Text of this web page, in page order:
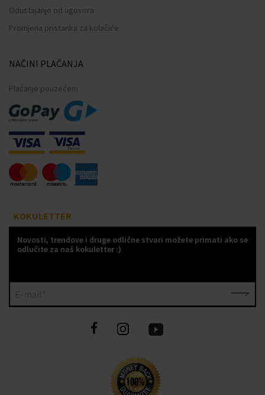
Odustajanje od ugovora
Promjena pristanka za kolačiće
NAČINI PLAĆANJA
Plaćanje pouzećem
KOKULETTER
Novosti, trendove i druge odlične stvari možete primati ako se
odlučite za naš kokuletter :)